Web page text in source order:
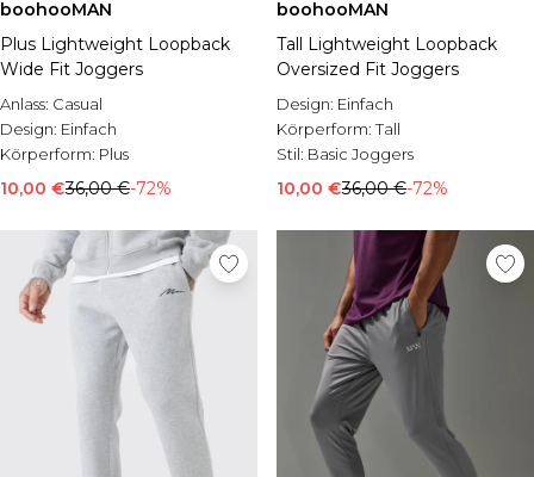
boohooMAN
Plus Lightweight Loopback
Wide Fit Joggers
Anlass: Casual
Design: Einfach
Körperform: Plus
10,00 €36,00 €-72%
boohooMAN
Tall Lightweight Loopback
Oversized Fit Joggers
Design: Einfach
Körperform:Tall
Stil: Basic Joggers
10,00 €36,00 €-72%